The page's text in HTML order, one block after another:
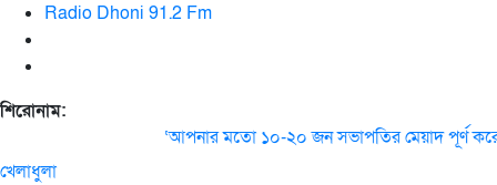
Radio Dhoni 91.2 Fm
শিরোনাম:
‘আপনার মতো ১০-২০ জন সভাপতির মেয়াদ পূর্ণ করেও
খেলাধুলা